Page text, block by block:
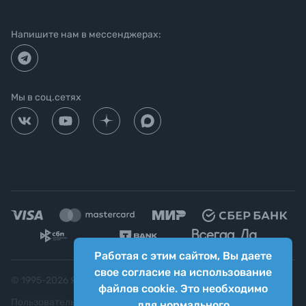
Работая с этим сайтом, Вы даете
свое согласие на использование
файлов cookie. Это необходимо
Напишите нам в мессенджерах:
Мы в соц.сетях
Яркий фотомаркет ("Яркий Мир")
Пользовательское соглашение